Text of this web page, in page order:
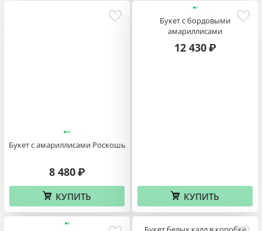
Букет с амариллисами Роскошь
8 480 ₽
КУПИТЬ
Букет с бордовыми
амариллисами
12 430 ₽
КУПИТЬ